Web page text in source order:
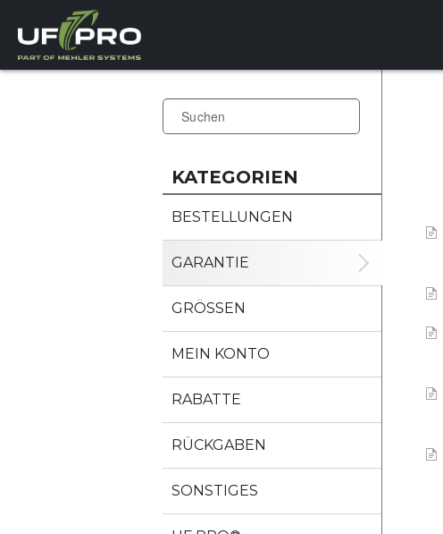
KATEGORIEN
BESTELLUNGEN
GARANTIE
GRÖSSEN
MEIN KONTO
RABATTE
RÜCKGABEN
SONSTIGES